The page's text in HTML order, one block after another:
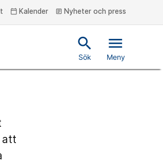
calendar_today Kalender article Nyheter och press
search
Sök
menu
Meny
att